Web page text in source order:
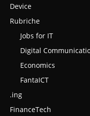
Device
Rubriche
Jobs for IT
Digital
Economics
FantaICT
.ing
FinanceTech